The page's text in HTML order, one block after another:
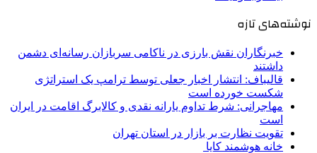
نوشته‌های تازه
خبرنگاران نقش بارزی در ناکامی سربازان رسانه‌ای دشمن
داشتند
قالیباف: انتشار اخبار جعلی توسط ترامپ یک استراتژی
شکست خورده است
مهاجرانی: شرط تداوم یارانه نقدی و کالابرگ اقامت در ایران
است
تقویت نظارت بر بازار در استان تهران
خانه هوشمند کایا